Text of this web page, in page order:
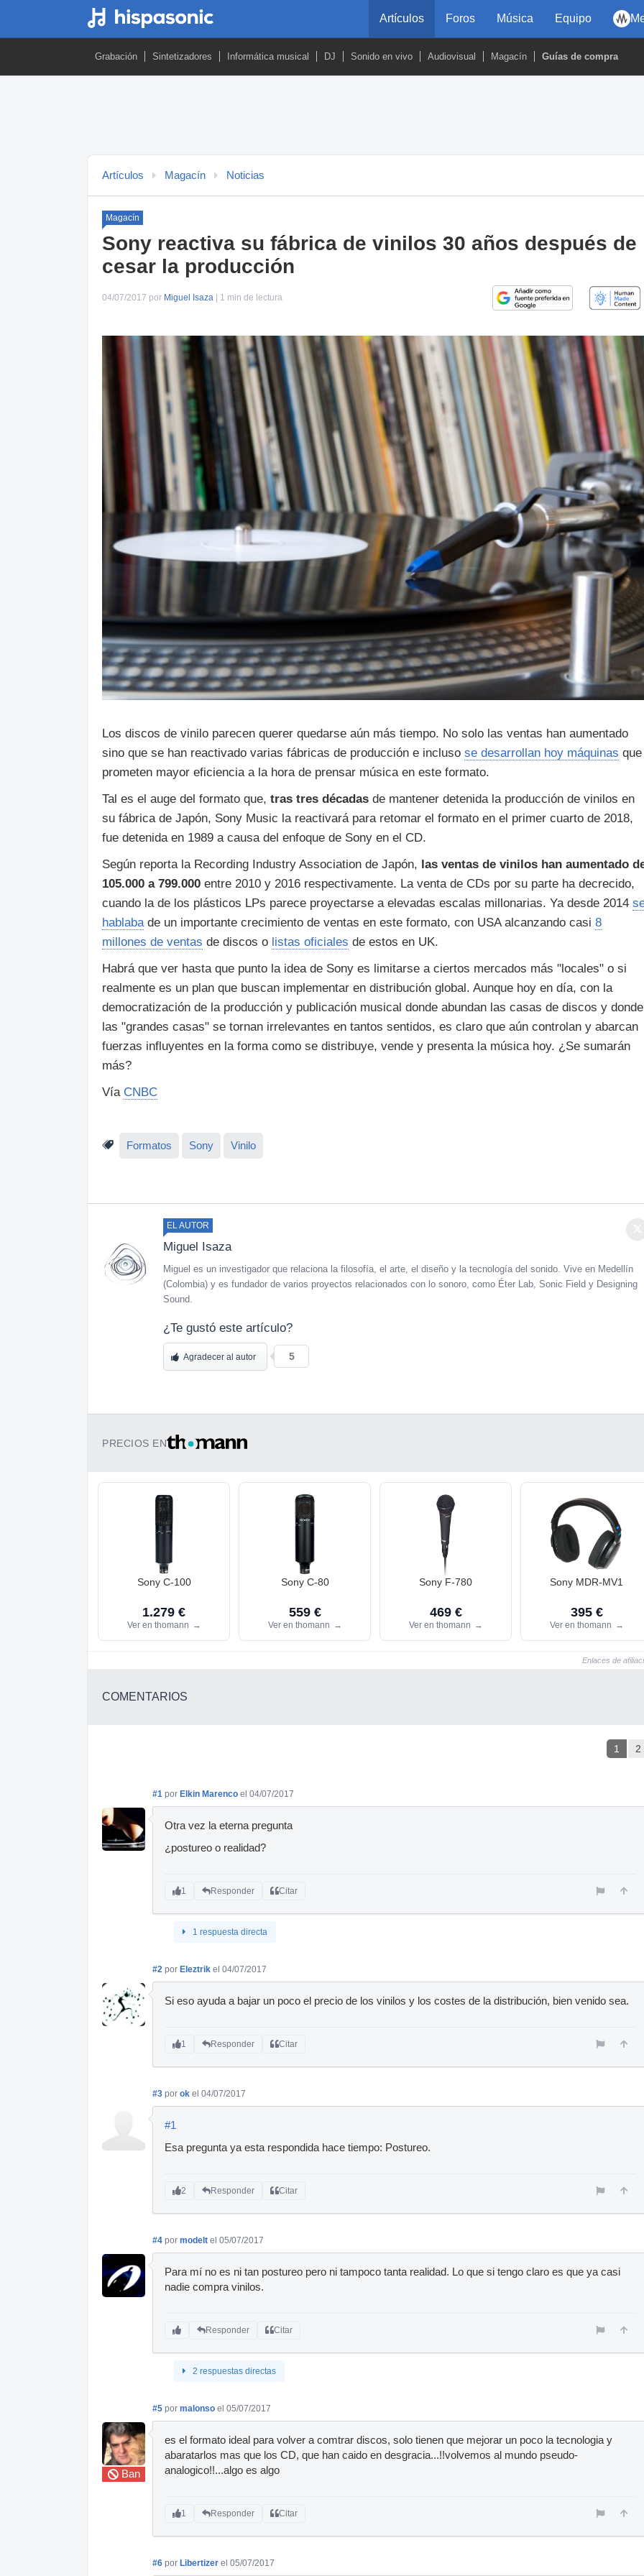
Artículos Foros Música Equipo
Grabación Sintetizadores Informática musical DJ Sonido en vivo Audiovisual Magacín Guías de compra
Artículos Magacín Noticias
Magacín
Sony reactiva su fábrica de vinilos 30 años después de
cesar la producción
04/07/2017 por Miguel Isaza | 1 min de lectura
Los discos de vinilo parecen querer quedarse aún más tiempo. No solo las ventas han aumentado
sino que se han reactivado varias fábricas de producción e incluso se desarrollan hoy máquinas que
prometen mayor eficiencia a la hora de prensar música en este formato.
Tal es el auge del formato que, tras tres décadas de mantener detenida la producción de vinilos en
su fábrica de Japón, Sony Music la reactivará para retomar el formato en el primer cuarto de 2018,
fue detenida en 1989 a causa del enfoque de Sony en el CD.
Según reporta la Recording Industry Association de Japón, las ventas de vinilos han aumentado
105.000 a 799.000 entre 2010 y 2016 respectivamente. La venta de CDs por su parte ha decrecido,
cuando la de los plásticos LPs parece proyectarse a elevadas escalas millonarias. Ya desde 2014
hablaba de un importante crecimiento de ventas en este formato, con USA alcanzando casi 8
millones de ventas de discos o listas oficiales de estos en UK.
Habrá que ver hasta que punto la idea de Sony es limitarse a ciertos mercados más "locales" o si
realmente es un plan que buscan implementar en distribución global. Aunque hoy en día, con la
democratización de la producción y publicación musical donde abundan las casas de discos y donde
las "grandes casas" se tornan irrelevantes en tantos sentidos, es claro que aún controlan y abarcan
fuerzas influyentes en la forma como se distribuye, vende y presenta la música hoy. ¿Se sumarán
más?
Vía CNBC
Formatos Sony Vinilo
EL AUTOR
Miguel Isaza
Miguel es un investigador que relaciona la filosofía, el arte, el diseño y la tecnología del sonido. Vive en Medellín
(Colombia) y es fundador de varios proyectos relacionados con lo sonoro, como Éter Lab, Sonic Field y Designing
Sound.
¿Te gustó este artículo?
Agradecer al autor 5
PRECIOS EN
Sony C-100
1.279 €
Ver en thomann →
Sony C-80
559 €
Ver en thomann →
Sony F-780
469 €
Ver en thomann →
Sony MDR-MV1
395 €
Ver en thomann →
Enlaces de
COMENTARIOS
1 2
#1 por Elkin Marenco el 04/07/2017
Otra vez la eterna pregunta
¿postureo o realidad?
1 Responder Citar
1 respuesta directa
#2 por Eleztrik el 04/07/2017
Si eso ayuda a bajar un poco el precio de los vinilos y los costes de la distribución, bien venido sea.
1 Responder Citar
#3 por ok el 04/07/2017
#1
Esa pregunta ya esta respondida hace tiempo: Postureo.
2 Responder Citar
#4 por modelt el 05/07/2017
Para mí no es ni tan postureo pero ni tampoco tanta realidad. Lo que si tengo claro es que ya casi
nadie compra vinilos.
Responder Citar
2 respuestas directas
Ban
#5 por malonso el 05/07/2017
es el formato ideal para volver a comtrar discos, solo tienen que mejorar un poco la tecnologia y
abaratarlos mas que los CD, que han caido en desgracia...!!volvemos al mundo pseudo-
analogico!!...algo es algo
1 Responder Citar
#6 por Libertizer el 05/07/2017